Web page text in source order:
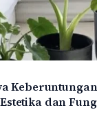
dan